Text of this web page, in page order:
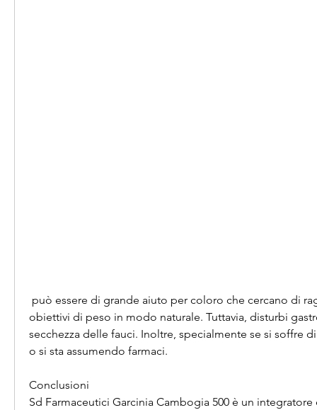
obiettivi di peso in modo naturale. Tuttavia, disturbi
secchezza delle fauci. Inoltre, specialmente se si soffre
o si sta assumendo farmaci.
Conclusioni
Sd Farmaceutici Garcinia Cambogia 500 è un